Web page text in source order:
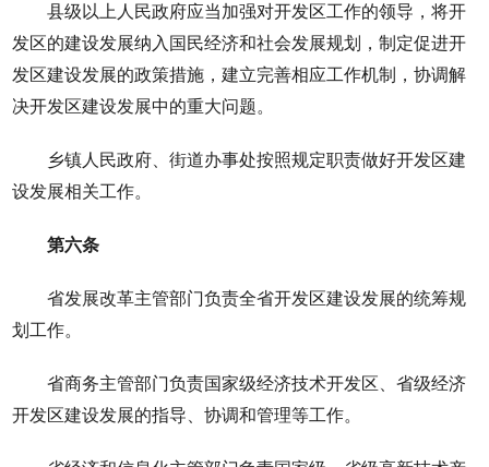
县级以上人民政府应当加强对开发区工作的领导，将开
发区的建设发展纳入国民经济和社会发展规划，制定促进开
发区建设发展的政策措施，建立完善相应工作机制，协调解
决开发区建设发展中的重大问题。
乡镇人民政府、街道办事处按照规定职责做好开发区建
设发展相关工作。
第六条
省发展改革主管部门负责全省开发区建设发展的统筹规
划工作。
省商务主管部门负责国家级经济技术开发区、省级经济
开发区建设发展的指导、协调和管理等工作。